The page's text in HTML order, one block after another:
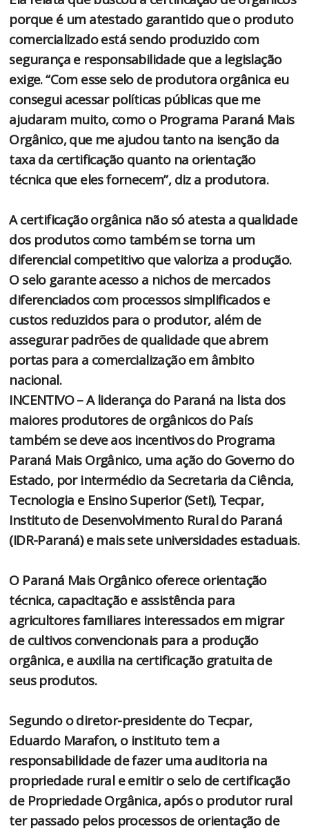
porque é um atestado garantido que o produto
comercializado está sendo produzido com
segurança e responsabilidade que a legislação
exige. “Com esse selo de produtora orgânica eu
consegui acessar políticas públicas que me
ajudaram muito, como o Programa Paraná Mais
Orgânico, que me ajudou tanto na isenção da
taxa da certificação quanto na orientação
técnica que eles fornecem”, diz a produtora.
A certificação orgânica não só atesta a qualidade
dos produtos como também se torna um
diferencial competitivo que valoriza a produção.
O selo garante acesso a nichos de mercados
diferenciados com processos simplificados e
custos reduzidos para o produtor, além de
assegurar padrões de qualidade que abrem
portas para a comercialização em âmbito
nacional.
INCENTIVO – A liderança do Paraná na lista dos
maiores produtores de orgânicos do País
também se deve aos incentivos do Programa
Paraná Mais Orgânico, uma ação do Governo do
Estado, por intermédio da Secretaria da Ciência,
Tecnologia e Ensino Superior (Seti), Tecpar,
Instituto de Desenvolvimento Rural do Paraná
(IDR-Paraná) e mais sete universidades estaduais.
O Paraná Mais Orgânico oferece orientação
técnica, capacitação e assistência para
agricultores familiares interessados em migrar
de cultivos convencionais para a produção
orgânica, e auxilia na certificação gratuita de
seus produtos.
Segundo o diretor-presidente do Tecpar,
Eduardo Marafon, o instituto tem a
responsabilidade de fazer uma auditoria na
propriedade rural e emitir o selo de certificação
de Propriedade Orgânica, após o produtor rural
ter passado pelos processos de orientação de